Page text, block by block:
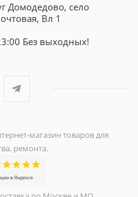
Домодедово, село
Вл 1
Без выходных!
магазин товаров для
ремонта.